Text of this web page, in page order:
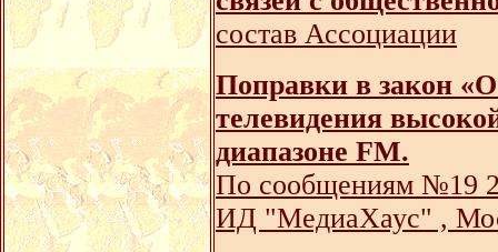
состав Ассоциации
Поправки в закон
телевидения
диапазоне FM.
По сообщениям №19
ИД "МедиаХаус" ,